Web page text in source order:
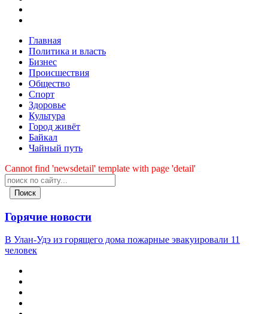
Главная
Политика и власть
Бизнес
Происшествия
Общество
Cпорт
Здоровье
Культура
Город живёт
Байкал
Чайный путь
Cannot find 'newsdetail' template with page 'detail'
Поиск
Горячие новости
В Улан-Удэ из горящего дома пожарные эвакуировали 11
человек